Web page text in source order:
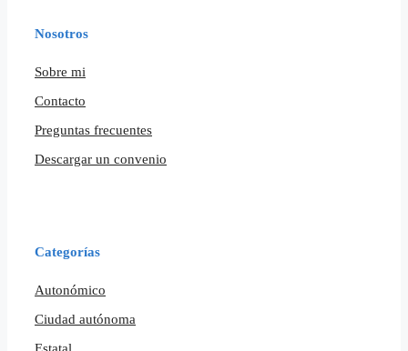
Nosotros
Sobre mi
Contacto
Preguntas frecuentes
Descargar un convenio
Categorías
Autonómico
Ciudad autónoma